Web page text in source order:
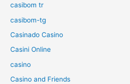
casibom tr
casibom-tg
Casinado Casino
Casini Online
casino
Casino and Friends